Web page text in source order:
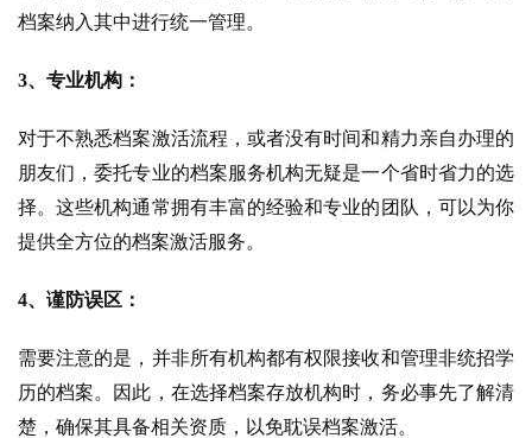
档案纳入其中进行统一管理。
3、专业机构：
对于不熟悉档案激活流程，或者没有时间和精力亲自办理的
朋友们，委托专业的档案服务机构无疑是一个省时省力的选
择。这些机构通常拥有丰富的经验和专业的团队，可以为你
提供全方位的档案激活服务。
4、谨防误区：
需要注意的是，并非所有机构都有权限接收和管理非统招学
历的档案。因此，在选择档案存放机构时，务必事先了解清
楚，确保其具备相关资质，以免耽误档案激活。